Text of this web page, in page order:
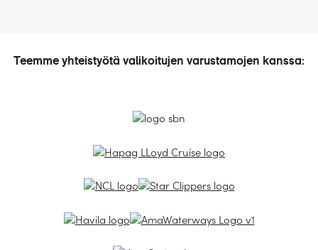
Teemme yhteistyötä valikoitujen varustamojen kanssa: